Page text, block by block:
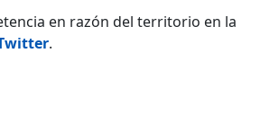
en razón del territorio en la
.